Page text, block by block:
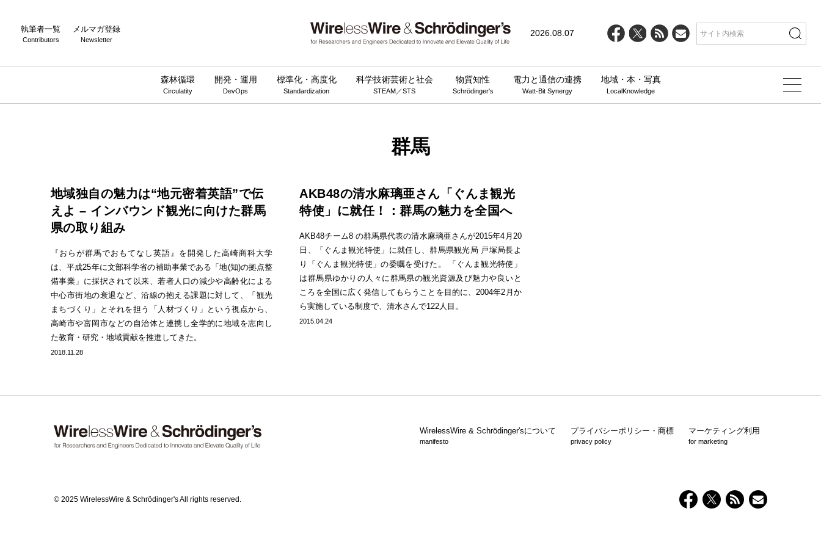
執筆者一覧
Contributors
メルマガ登録
Newsletter
2026.08.07
森林循環
Circulatity
開発・運用
DevOps
標準化・高度化
Standardization
科学技術芸術と社会
STEAM／STS
物質知性
Schrödinger's
電力と通信の連携
Watt-Bit Synergy
地域・本・写真
LocalKnowledge
群馬
地域独自の魅力は“地元密着英語”で伝
えよ – インバウンド観光に向けた群馬
県の取り組み
『おらが群馬でおもてなし英語』を開発した高崎商科大学
は、平成25年に文部科学省の補助事業である「地(知)の拠点整
備事業」に採択されて以来、若者人口の減少や高齢化による
中心市街地の衰退など、沿線の抱える課題に対して、「観光
まちづくり」とそれを担う「人材づくり」という視点から、
高崎市や富岡市などの自治体と連携し全学的に地域を志向し
た教育・研究・地域貢献を推進してきた。
2018.11.28
AKB48の清水麻璃亜さん「ぐんま観光
特使」に就任！：群馬の魅力を全国へ
AKB48チーム8 の群馬県代表の清水麻璃亜さんが2015年4月20
日、「ぐんま観光特使」に就任し、群馬県観光局 戸塚局長よ
り「ぐんま観光特使」の委嘱を受けた。 「ぐんま観光特使」
は群馬県ゆかりの人々に群馬県の観光資源及び魅力や良いと
ころを全国に広く発信してもらうことを目的に、2004年2月か
ら実施している制度で、清水さんで122人目。
2015.04.24
WirelessWire & Schrödinger'sについて
manifesto
プライバシーポリシー・商標
privacy policy
マーケティング利用
for marketing
© 2025 WirelessWire & Schrödinger's All rights reserved.